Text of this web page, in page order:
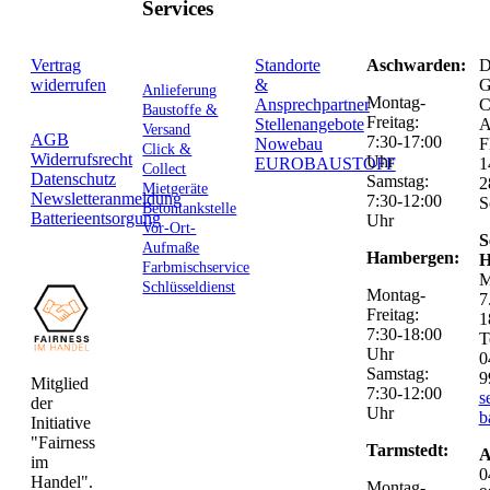
Vertrag
widerrufen
AGB
Widerrufsrecht
Datenschutz
Newsletteranmeldung
Batterieentsorgung
Mitglied
der
Initiative
"Fairness
im
Handel".
Services
Anlieferung
Baustoffe &
Versand
Click &
Collect
Mietgeräte
Betontankstelle
Vor-Ort-
Aufmaße
Farbmischservice
Schlüsseldienst
Standorte
&
Ansprechpartner
Stellenangebote
Nowebau
EUROBAUSTOFF
Aschwarden:
Montag-
Freitag:
7:30-17:00
Uhr
Samstag:
7:30-12:00
Uhr
Hambergen:
Montag-
Freitag:
7:30-18:00
Uhr
Samstag:
7:30-12:00
Uhr
Tarmstedt: